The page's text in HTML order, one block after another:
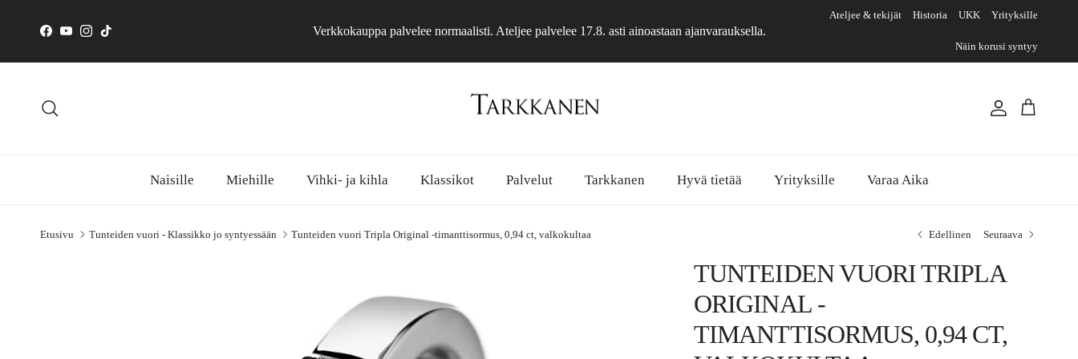
Facebook
YouTube
Instagram
TikTok Verkkokauppa palvelee normaalisti. Ateljee palvelee 17.8. asti ainoastaan ajanvarauksella.
Ateljee & tekijät Historia UKK Yrityksille
Näin korusi syntyy
Tili Ostoskori
Naisille Miehille Vihki- ja kihla Klassikot Palvelut Tarkkanen Hyvä tietää Yrityksille Varaa Aika
Etusivu Tunteiden vuori - Klassikko jo syntyessään Tunteiden vuori Tripla Original -timanttisormus, 0,94 ct, valkokultaa Edellinen Seuraava
TUNTEIDEN VUORI TRIPLA
ORIGINAL -
TIMANTTISORMUS, 0,94 CT,